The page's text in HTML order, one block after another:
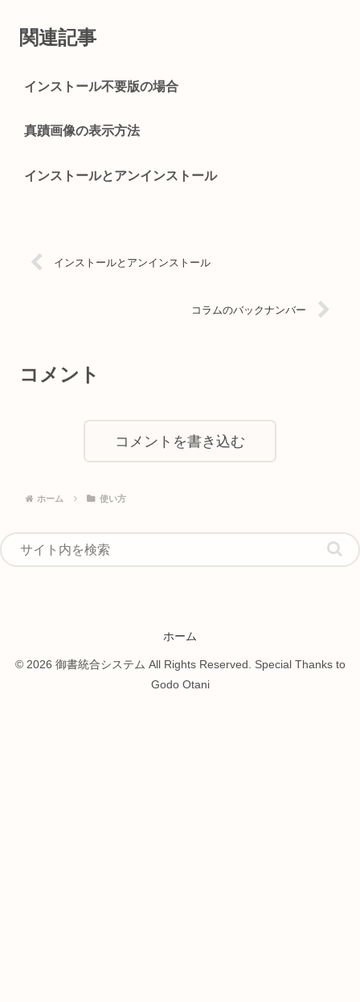
関連記事
インストール不要版の場合
真蹟画像の表示方法
インストールとアンインストール
インストールとアンインストール
コラムのバックナンバー
コメント
コメントを書き込む
ホーム 使い方
ホーム
© 2026 御書統合システム All Rights Reserved. Special Thanks to
Godo Otani